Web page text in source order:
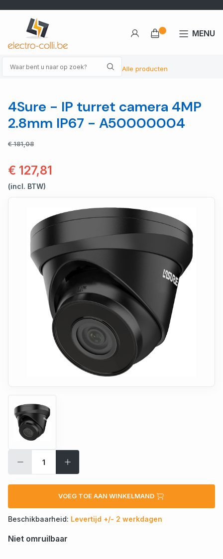
Alle producten
MENU
4Sure - IP turret camera 4MP
2.8mm IP67 - A50000004
€ 181,08
€ 127,81
(incl. BTW)
VOEG TOE AAN WINKELMAND
Beschikbaarheid: Levertijd +/- 2 werkdagen
Niet omruilbaar